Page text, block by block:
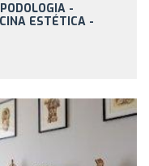
-
ESTÉTICA -